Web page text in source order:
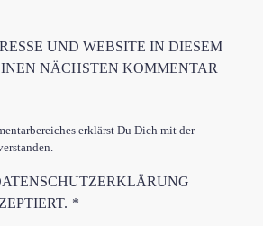
UND WEBSITE IN DIESEM
NÄCHSTEN KOMMENTAR
erklärst Du Dich mit der
*